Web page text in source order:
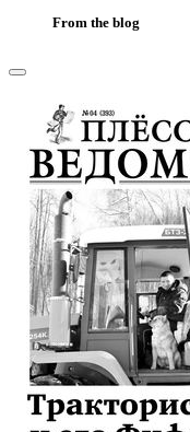
From the blog